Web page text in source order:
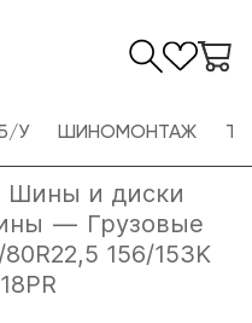
У ШИНОМОНТАЖ
Шины и диски
— Грузовые
156/153K